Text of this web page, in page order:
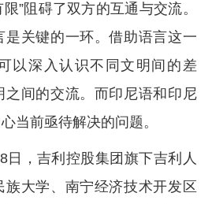
限”阻碍了双方的互通与交流。
是关键的一环。借助语言这一
以深入认识不同文明间的差
之间的交流。而印尼语和印尼
当前亟待解决的问题。
日，吉利控股集团旗下吉利人
大学、南宁经济技术开发区